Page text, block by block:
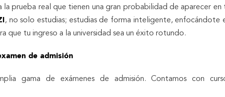
la prueba real que tienen una gran probabilidad de aparecer en
, no solo estudias; estudias de forma inteligente, enfocándote
que tu ingreso a la universidad sea un éxito rotundo.
de admisión
gama de exámenes de admisión. Contamos con